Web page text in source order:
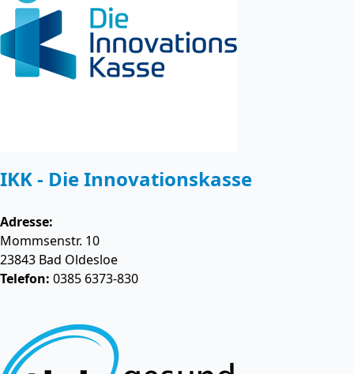
IKK - Die Innovationskasse
Adresse:
Mommsenstr. 10
23843 Bad Oldesloe
Telefon: 0385 6373-830